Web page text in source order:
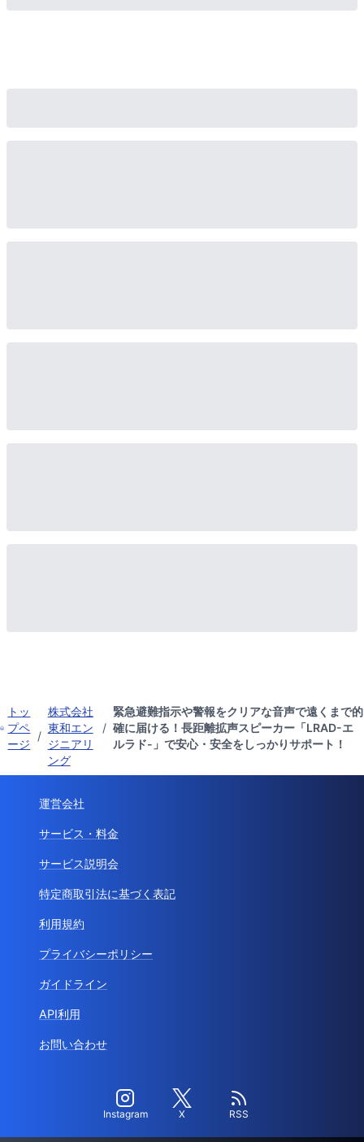
トッ
プペ
ージ
/
株式会社
東和エン
ジニアリ
ング
/
緊急避難指示や警報をクリアな音声で遠くまで的
確に届ける！長距離拡声スピーカー「LRAD-エ
ルラド-」で安心・安全をしっかりサポート！
運営会社
サービス・料金
サービス説明会
特定商取引法に基づく表記
利用規約
プライバシーポリシー
ガイドライン
API利用
お問い合わせ
Instagram X RSS